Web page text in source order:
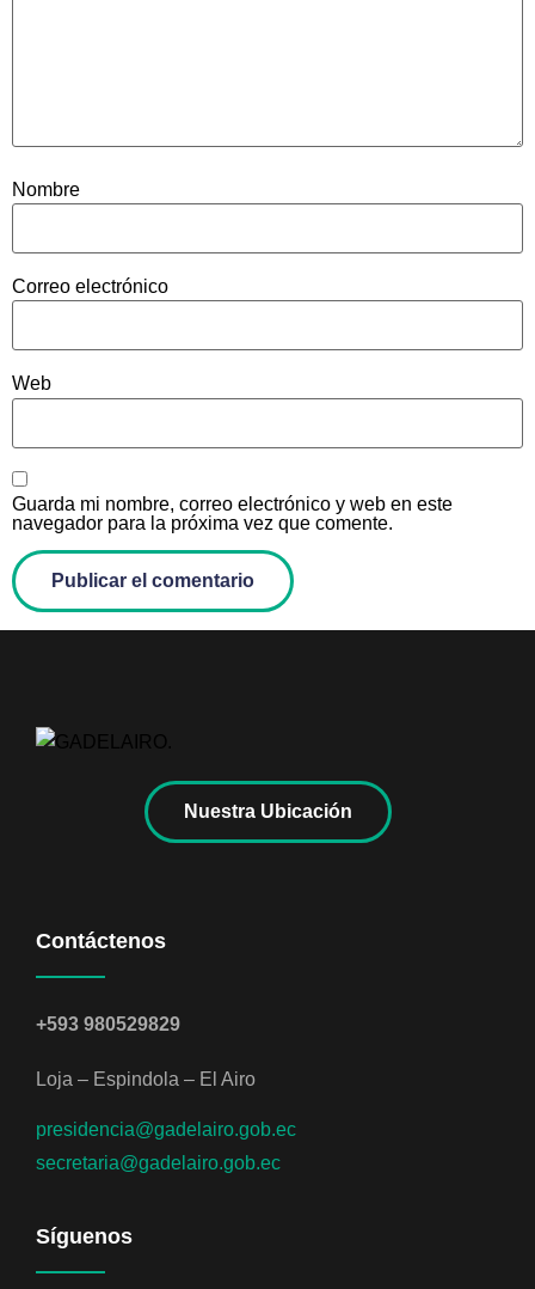
Nombre
Correo electrónico
Web
Guarda mi nombre, correo electrónico y web en este
navegador para la próxima vez que comente.
Nuestra Ubicación
Contáctenos
+593 980529829
Loja – Espindola – El Airo
presidencia@gadelairo.gob.ec
secretaria@gadelairo.gob.ec
Síguenos